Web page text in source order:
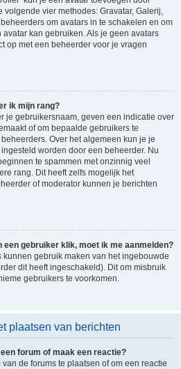
vier methodes: Gravatar, Galerij,
om avatars in te schakelen en om
kan gebruiken. Als je geen avatars
op met een beheerder voor je vragen
ik mijn rang?
je gebruikersnaam, geven een indicatie over
of om bepaalde gebruikers te
Over het algemeen kun je je
worden door een beheerder. Nu
te spammen met onzinnig veel
rang. Dit heeft zelfs mogelijk het
of moderator kunnen je berichten
een gebruiker klik, moet ik me aanmelden?
gebruik maken van het ingebouwde
dit heeft ingeschakeld). Dit om misbruik
gebruikers te voorkomen.
plaatsen van berichten
forum of maak een reactie?
de forums te plaatsen of om een reactie